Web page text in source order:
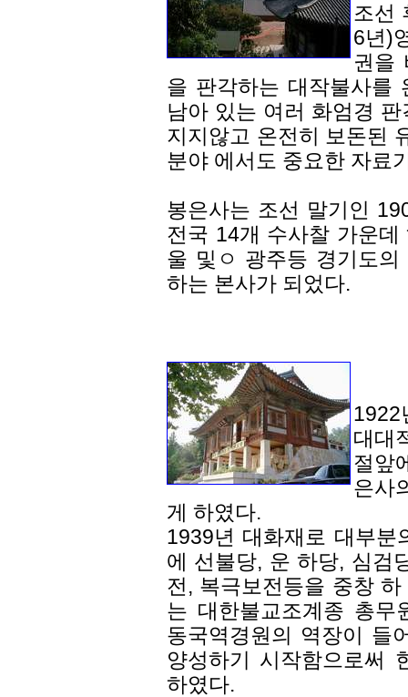
조선
6년)
권을
을 판각하는 대작불사를
남아 있는 여러 화엄경
지지않고 온전히 보돈된
분야 에서도 중요한 자료
봉은사는 조선 말기인
전국 14개 수사찰 가운
울 및ㅇ 광주등 경기도
하는 본사가 되었다.
1922
대대
절앞
은사
게 하였다.
1939년 대화재로 대부분
에 선불당, 운 하당, 심검
전, 복극보전등을 중창
는 대한불교조계종 총무
동국역경원의 역장이 들
양성하기 시작함으로써
하였다.